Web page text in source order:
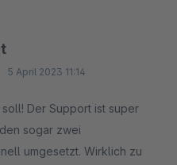
5 April 2023 11:14
Der Support ist super
sogar zwei
umgesetzt. Wirklich zu